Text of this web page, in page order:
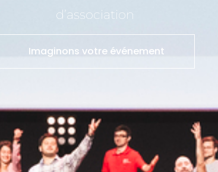
d’association
Imaginons votre événement